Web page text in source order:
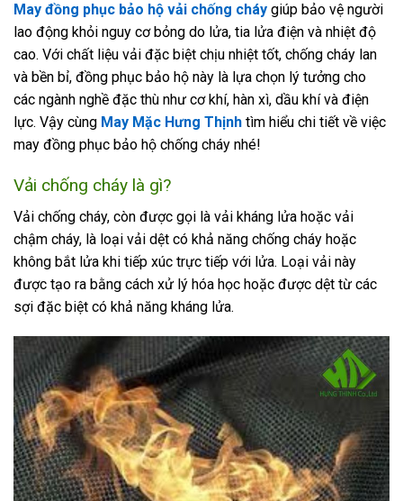
May đồng phục bảo hộ vải chống cháy giúp bảo vệ người
lao động khỏi nguy cơ bỏng do lửa, tia lửa điện và nhiệt độ
cao. Với chất liệu vải đặc biệt chịu nhiệt tốt, chống cháy lan
và bền bỉ, đồng phục bảo hộ này là lựa chọn lý tưởng cho
các ngành nghề đặc thù như cơ khí, hàn xì, dầu khí và điện
lực. Vậy cùng May Mặc Hưng Thịnh tìm hiểu chi tiết về việc
may đồng phục bảo hộ chống cháy nhé!
Vải chống cháy là gì?
Vải chống cháy, còn được gọi là vải kháng lửa hoặc vải
chậm cháy, là loại vải dệt có khả năng chống cháy hoặc
không bắt lửa khi tiếp xúc trực tiếp với lửa. Loại vải này
được tạo ra bằng cách xử lý hóa học hoặc được dệt từ các
sợi đặc biệt có khả năng kháng lửa.